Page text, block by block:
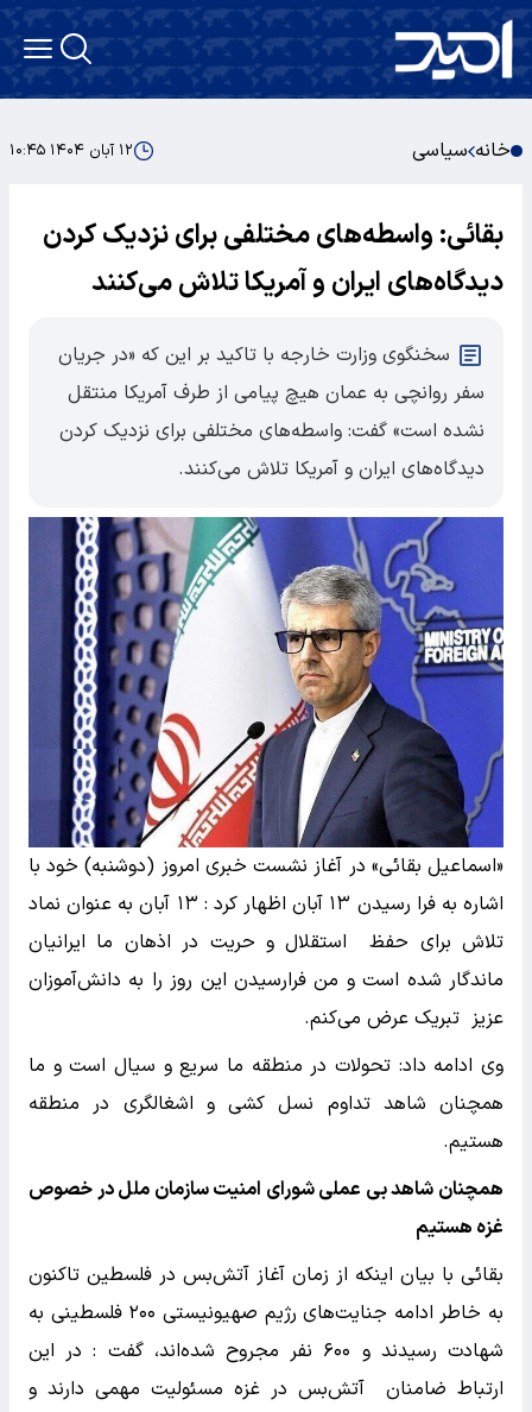
خانه سیاسی ۱۲ آبان ۱۴۰۴ ۱۰:۴۵
بقائی: واسطه‌های مختلفی برای نزدیک کردن
دیدگاه‌های ایران و آمریکا تلاش می‌کنند
سخنگوی وزارت خارجه با تاکید بر این که «در جریان
سفر روانچی به عمان هیچ پیامی از طرف آمریکا منتقل
نشده است» گفت: واسطه‌های مختلفی برای نزدیک کردن
دیدگاه‌های ایران و آمریکا تلاش می‌کنند.
«اسماعیل بقائی» در آغاز نشست خبری امروز (دوشنبه) خود با
اشاره به فرا رسیدن ۱۳ آبان اظهار کرد : ۱۳ آبان به عنوان نماد
تلاش برای حفظ استقلال و حریت در اذهان ما ایرانیان
ماندگار شده است و من فرارسیدن این روز را به دانش‌آموزان
عزیز تبریک عرض می‌کنم.
وی ادامه داد: تحولات در منطقه ما سریع و سیال است و ما
همچنان شاهد تداوم نسل کشی و اشغالگری در منطقه
هستیم.
همچنان شاهد بی عملی شورای امنیت سازمان ملل در خصوص
غزه هستیم
بقائی با بیان اینکه از زمان آغاز آتش‌بس در فلسطین تاکنون
به خاطر ادامه جنایت‌های رژیم صهیونیستی ۲۰۰ فلسطینی به
شهادت رسیدند و ۶۰۰ نفر مجروح شده‌اند، گفت : در این
ارتباط ضامنان آتش‌بس در غزه مسئولیت مهمی دارند و